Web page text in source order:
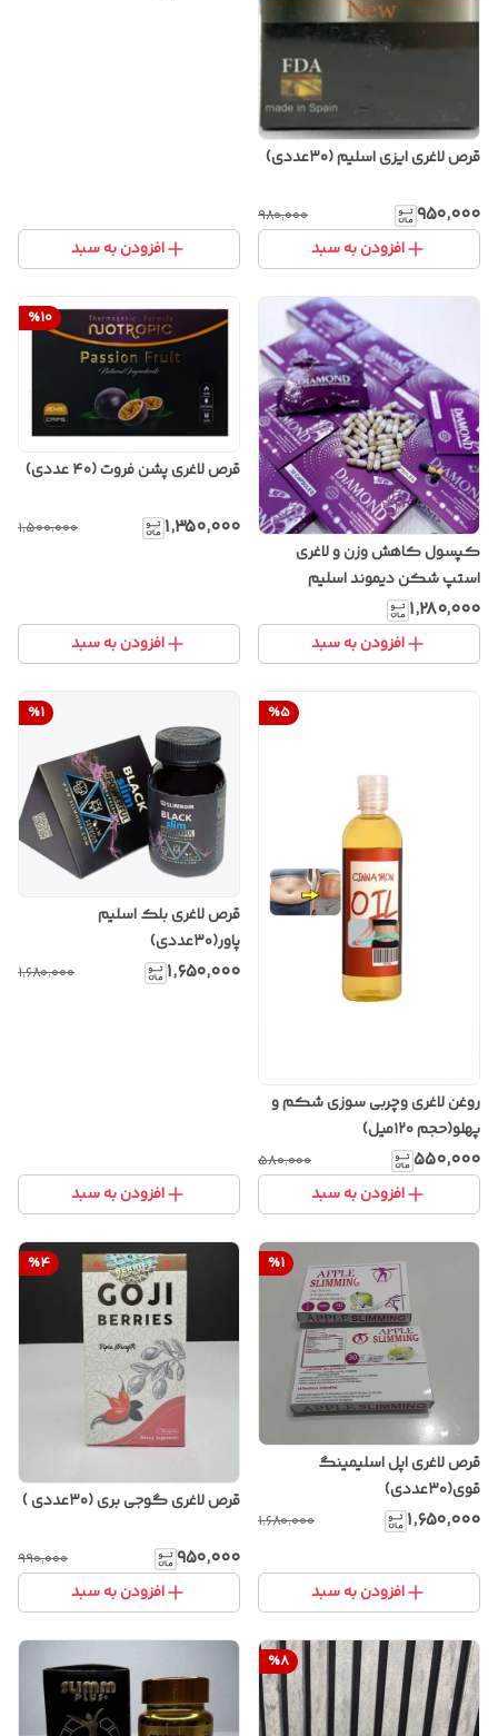
قرص لاغری ایزی اسلیم (۳۰عددی)
۹۵۰٬۰۰۰ ۹۸۰٬۰۰۰
افزودن به سبد افزودن به سبد
کپسول کاهش وزن و لاغری
استپ شکن دیموند اسلیم
(۳۲عددی)
۱٬۲۸۰٬۰۰۰
افزودن به سبد
%10
قرص لاغری پشن فروت (۴۰ عددی)
۱٬۳۵۰٬۰۰۰ ۱٬۵۰۰٬۰۰۰
افزودن به سبد
%5
روغن لاغری وچربی سوزی شکم و
پهلو(حجم ۱۲۰میل)
۵۵۰٬۰۰۰ ۵۸۰٬۰۰۰
افزودن به سبد
%1
قرص لاغری بلک اسلیم
پاور(۳۰عددی)
۱٬۶۵۰٬۰۰۰ ۱٬۶۸۰٬۰۰۰
افزودن به سبد
%1
قرص لاغری اپل اسلیمینگ
قوی(۳۰عددی)
۱٬۶۵۰٬۰۰۰ ۱٬۶۸۰٬۰۰۰
افزودن به سبد
%4
قرص لاغری گوجی بری (۳۰عددی )
۹۵۰٬۰۰۰ ۹۹۰٬۰۰۰
افزودن به سبد
%8